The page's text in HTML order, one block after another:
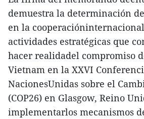
demuestra la determinación
en la
actividades estratégicas que
hacer realidadel compromiso
Vietnam en la XXVI
NacionesUnidas sobre el
(COP26) en Glasgow, Reino
implementarlos mecanismos